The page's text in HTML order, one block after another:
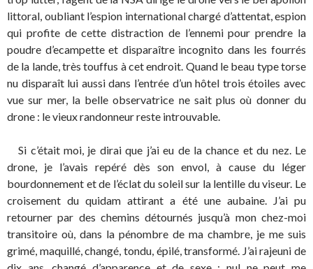
littoral, oubliant l’espion international chargé d’attentat, espion
qui profite de cette distraction de l’ennemi pour prendre la
poudre d’ecampette et disparaître incognito dans les fourrés
de la lande, très touffus à cet endroit. Quand le beau type torse
nu disparaît lui aussi dans l’entrée d’un hôtel trois étoiles avec
vue sur mer, la belle observatrice ne sait plus où donner du
drone : le vieux randonneur reste introuvable.
Si c’était moi, je dirai que j’ai eu de la chance et du nez. Le
drone, je l’avais repéré dès son envol, à cause du léger
bourdonnement et de l’éclat du soleil sur la lentille du viseur. Le
croisement du quidam attirant a été une aubaine. J’ai pu
retourner par des chemins détournés jusqu’à mon chez-moi
transitoire où, dans la pénombre de ma chambre, je me suis
grimé, maquillé, changé, tondu, épilé, transformé. J’ai rajeuni de